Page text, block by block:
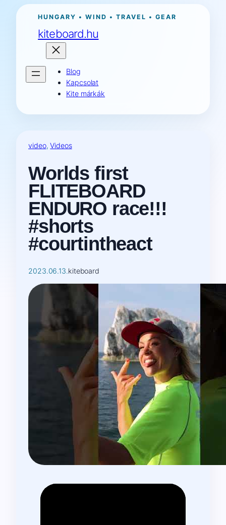
Ugrás
tartalomhoz
HUNGARY • WIND • TRAVEL • GEAR
kiteboard.hu
Blog
Kapcsolat
Kite márkák
video, Videos
Worlds first
FLITEBOARD
ENDURO race!!!
#shorts
#courtintheact
2023.06.13.kiteboard